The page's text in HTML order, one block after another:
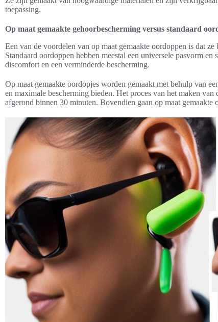
toepassing.
Op maat gemaakte gehoorbescherming versus standaard
Een van de voordelen van op maat gemaakte oordoppen is dat
Standaard oordoppen hebben meestal een universele pasvorm
discomfort en een verminderde bescherming.
Op maat gemaakte oordopjes worden gemaakt met behulp van
en maximale bescherming bieden. Het proces van het maken
afgerond binnen 30 minuten. Bovendien gaan op maat gemaakte